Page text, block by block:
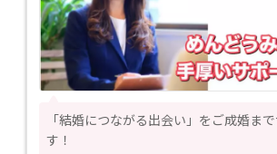
「結婚につながる出会い」をご成婚ま
す！